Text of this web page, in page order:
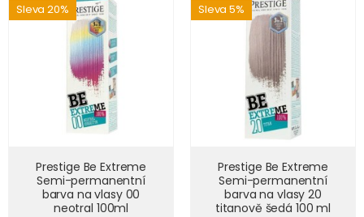
Sleva 20%
Prestige Be Extreme
Semi-permanentní
barva na vlasy 00
neotral 100ml
Sleva 5%
Prestige Be Extreme
Semi-permanentní
barva na vlasy 20
titanově šedá 100 ml